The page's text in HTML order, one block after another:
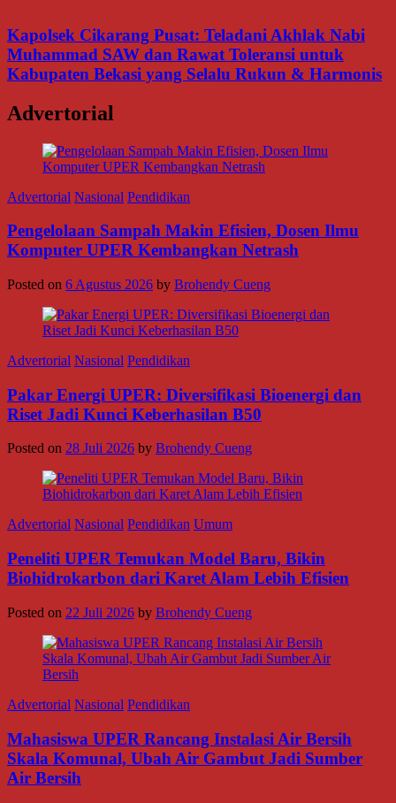
Kapolsek Cikarang Pusat: Teladani Akhlak Nabi
Muhammad SAW dan Rawat Toleransi untuk
Kabupaten Bekasi yang Selalu Rukun & Harmonis
Advertorial
Advertorial Nasional Pendidikan
Pengelolaan Sampah Makin Efisien, Dosen Ilmu
Komputer UPER Kembangkan Netrash
Posted on 6 Agustus 2026 by Brohendy Cueng
Advertorial Nasional Pendidikan
Pakar Energi UPER: Diversifikasi Bioenergi dan
Riset Jadi Kunci Keberhasilan B50
Posted on 28 Juli 2026 by Brohendy Cueng
Advertorial Nasional Pendidikan Umum
Peneliti UPER Temukan Model Baru, Bikin
Biohidrokarbon dari Karet Alam Lebih Efisien
Posted on 22 Juli 2026 by Brohendy Cueng
Advertorial Nasional Pendidikan
Mahasiswa UPER Rancang Instalasi Air Bersih
Skala Komunal, Ubah Air Gambut Jadi Sumber
Air Bersih